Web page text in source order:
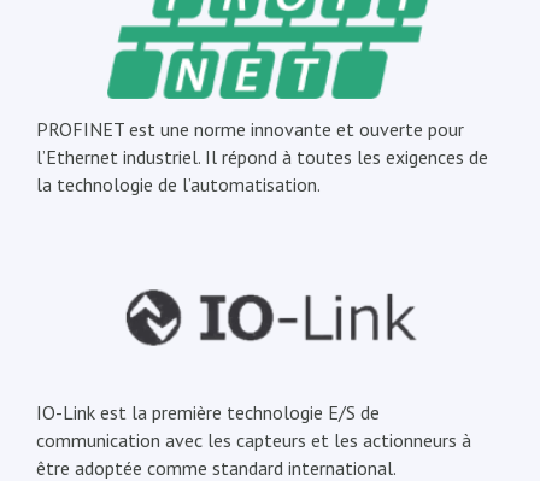
PROFINET est une norme innovante et ouverte pour
l’Ethernet industriel. Il répond à toutes les exigences de
la technologie de l’automatisation.
IO-Link est la première technologie E/S de
communication avec les capteurs et les actionneurs à
être adoptée comme standard international.